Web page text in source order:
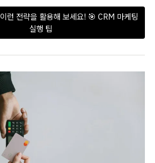
런 전략을 활용해 보세요! 🎯 CRM 마케팅
실행 팁